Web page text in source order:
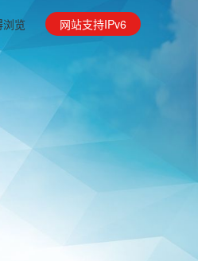
网站支持IPv6
览